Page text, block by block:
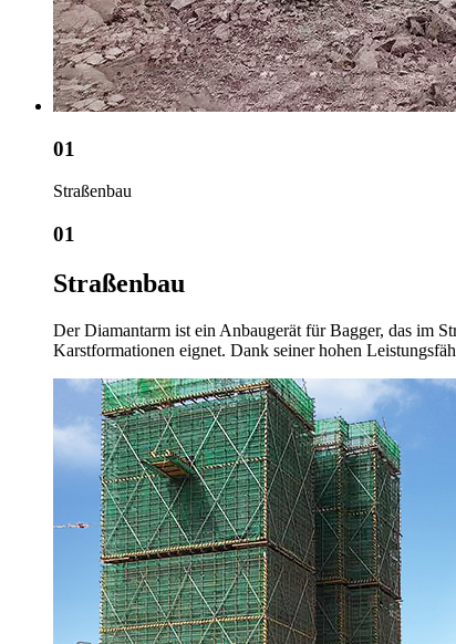
01
Straßenbau
01
Straßenbau
Der Diamantarm ist ein Anbaugerät für Bagger, das im
Karstformationen eignet. Dank seiner hohen